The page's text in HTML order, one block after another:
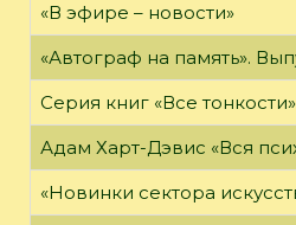
«В эфире – новости»
«Автограф на память».
Серия книг «Все тонкости»
Адам Харт-Дэвис «Вся
«Новинки сектора